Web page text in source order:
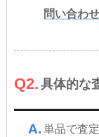
問い合わ
Q2. 具体的な
A. 単品で査